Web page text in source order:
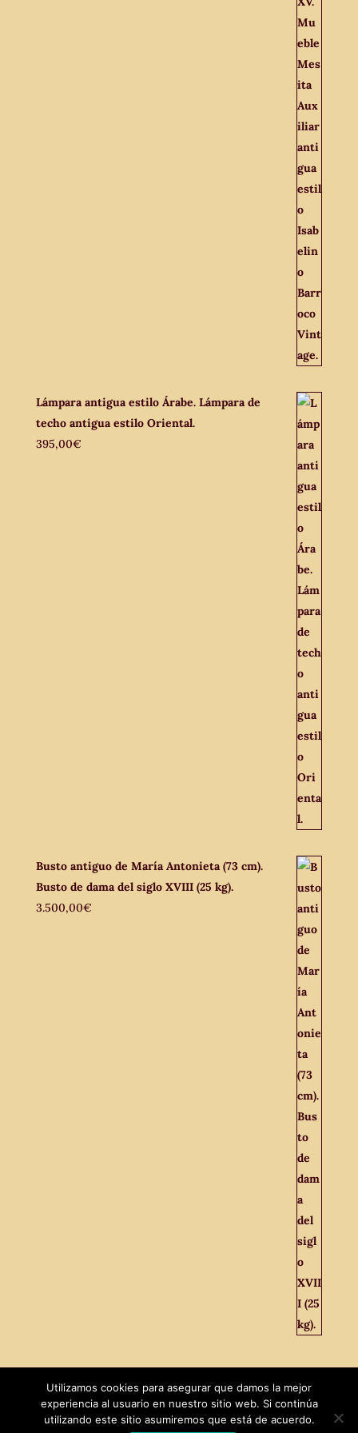
Lámpara antigua estilo Árabe. Lámpara de
techo antigua estilo Oriental.
395,00€
Busto antiguo de María Antonieta (73 cm).
Busto de dama del siglo XVIII (25 kg).
3.500,00€
Utilizamos cookies para asegurar que damos la mejor
experiencia al usuario en nuestro sitio web. Si continúa
utilizando este sitio asumiremos que está de acuerdo.